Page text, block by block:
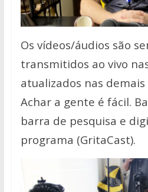
Os vídeos/áudios são
transmitidos ao vivo
atualizados nas
Achar a gente é fácil.
barra de pesquisa e
programa (GritaCast).